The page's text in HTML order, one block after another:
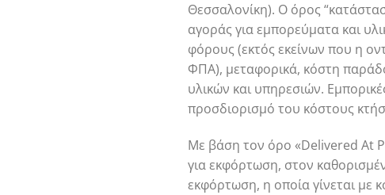
Θεσσαλονίκη). Ο όρος
αγοράς για εμπορεύματα και
φόρους (εκτός εκείνων που η
ΦΠΑ), μεταφορικά, κόστη
υλικών και υπηρεσιών.
προσδιορισμό του κόστους
Με βάση τον όρο «Delivered At
για εκφόρτωση, στον
εκφόρτωση, η οποία γίνεται